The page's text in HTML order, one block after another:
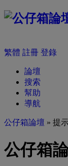
繁體 註冊 登錄
論壇
搜索
幫助
導航
公仔箱論壇 » 提
公仔箱